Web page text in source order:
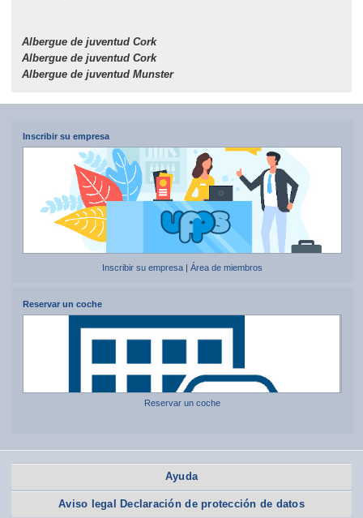
Albergue de juventud Cork
Albergue de juventud Cork
Albergue de juventud Munster
Inscribir su empresa
Inscribir su empresa| Área de miembros
Reservar un coche
Reservar un coche
Ayuda
Aviso legal Declaración de protección de datos